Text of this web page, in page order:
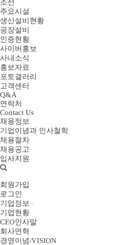
조선
주요시설
생산설비현황
공장설비
인증현황
사이버홍보
사내소식
홍보자료
포토갤러리
고객센터
Q&A
연락처
Contact Us
채용정보
기업이념과 인사철학
채용절차
채용공고
입사지원
회원가입
로그인
기업정보
기업현황
CEO인사말
회사연혁
경영이념/VISION